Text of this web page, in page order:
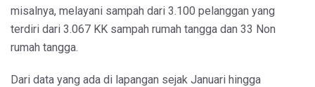
misalnya, melayani sampah dari 3.100 pelanggan yang
terdiri dari 3.067 KK sampah rumah tangga dan 33 Non
rumah tangga.
Dari data yang ada di lapangan sejak Januari hingga